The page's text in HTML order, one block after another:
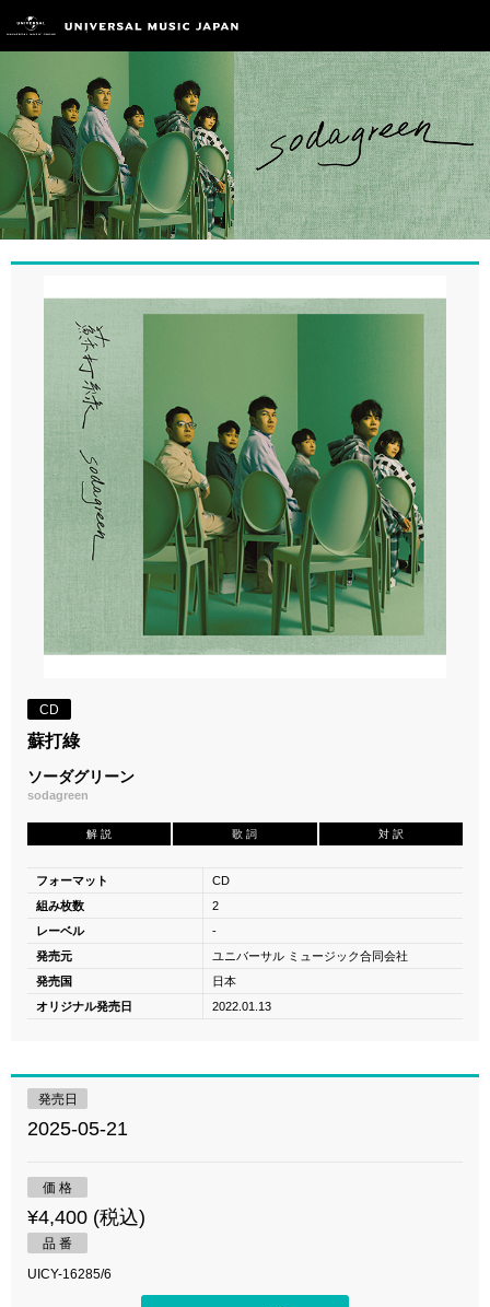
CD
蘇打綠
ソーダグリーン
sodagreen
解 説 歌 詞 対 訳
フォーマット
CD
組み枚数
2
レーベル
-
発売元
ユニバーサル ミュージック合同会社
発売国
日本
オリジナル発売日
2022.01.13
発売日
2025-05-21
価 格
¥4,400 (税込)
品 番
UICY-16285/6